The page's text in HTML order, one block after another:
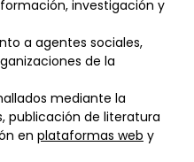
investigación y
a agentes sociales,
de la
mediante la
publicación de literatura
en plataformas web y